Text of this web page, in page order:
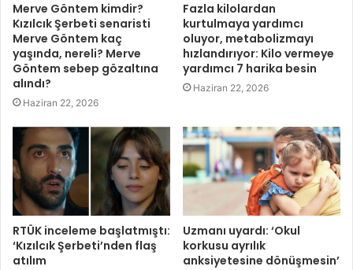
Merve Göntem kimdir?
Kızılcık Şerbeti senaristi
Merve Göntem kaç
yaşında, nereli? Merve
Göntem sebep gözaltına
alındı?
Haziran 22, 2026
Fazla kilolardan
kurtulmaya yardımcı
oluyor, metabolizmayı
hızlandırıyor: Kilo vermeye
yardımcı 7 harika besin
Haziran 22, 2026
RTÜK inceleme başlatmıştı:
‘Kızılcık Şerbeti’nden flaş
atılım
Uzmanı uyardı: ‘Okul
korkusu ayrılık
anksiyetesine dönüşmesin’